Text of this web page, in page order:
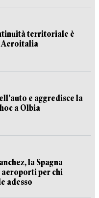
territoriale è
Aeroitalia
e aggredisce la
a Olbia
la Spagna
per chi
adesso